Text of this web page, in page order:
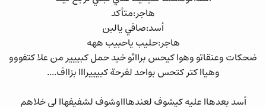
هاجر:متأكد
أسد:صافي يالبن
هاجر:حليب ياحبيب ههه
ضحكات وعنقاتو وهوا كيحس برااثو خيد حمل كبييير من علا كتفووو
وهياا كتر كتحس بواحد لفرحة كبيييرااا بزااف....
أسد بعدهاا عليه كيشوف لعندهاااوشوف لشفيفهاا لي خلاهم